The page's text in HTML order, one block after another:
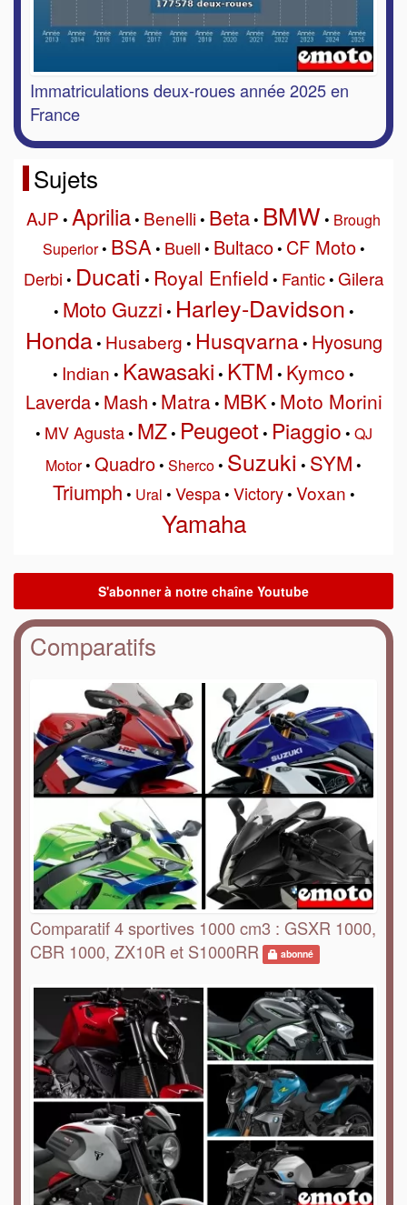
Immatriculations deux-roues année 2025 en
France
Sujets
AJP • Aprilia• Benelli• Beta• BMW • Brough
Superior• BSA• Buell • Bultaco• CF Moto•
Derbi • Ducati • Royal Enfield • Fantic• Gilera
• Moto Guzzi • Harley-Davidson •
Honda• Husaberg • Husqvarna• Hyosung
• Indian • Kawasaki • KTM • Kymco •
Laverda• Mash • Matra• MBK• Moto Morini
• MV Agusta• MZ• Peugeot • Piaggio • QJ
Motor• Quadro• Sherco• Suzuki • SYM •
Triumph • Ural • Vespa• Victory• Voxan •
Yamaha
Comparatifs
Comparatif 4 sportives 1000 cm3 : GSXR 1000,
CBR 1000, ZX10R et S1000RR
abonné